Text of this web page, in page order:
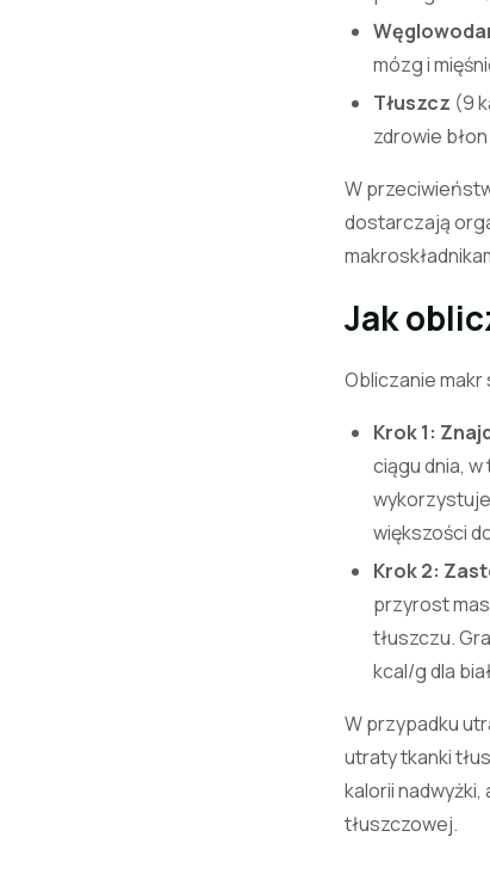
mózg i
Tłuszcz (9
zdrowie
W
dostarczają
Jak
Obliczanie makr
Krok 1:
ciągu dnia,
wykorzystuje
większości
Krok 2:
przyrost
tłuszczu.
kcal/g dla
W przypadku
utraty tkanki
kalorii
tłuszczowej.